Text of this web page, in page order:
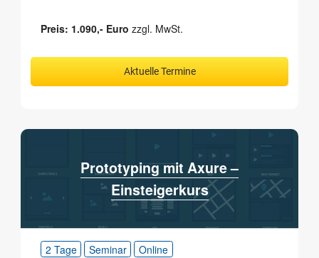
Preis: 1.090,- Euro zzgl. MwSt.
Aktuelle Termine
Prototyping mit Axure –
Einsteigerkurs
2 Tage Seminar Online